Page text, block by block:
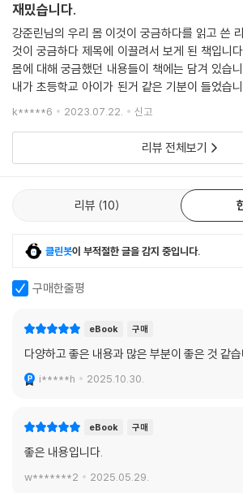
재밌습니다.
강준린님의 우리 몸 이것이 궁금하다를 읽고 쓴
것이 궁금하다 제목에 이끌려서 보게 된 책입니
몸에 대해 궁금했던 내용들이 책에는 담겨 있습
내가 초등학교 아이가 된거 같은 기분이 들었습
한게 많았는데...싶기도 하고. 가장 흥미로웠던 것
k*****6 2023.07.22. 신고
리뷰 전체보기
리뷰 10
클린봇이 부적절한 글을 감지 중입니다.
구매한줄평
eBook 구매
다양하고 좋은 내용과 많은 부분이 좋은 것 같
i*****h 2025.10.30.
eBook 구매
좋은 내용입니다.
w*******2 2025.05.29.